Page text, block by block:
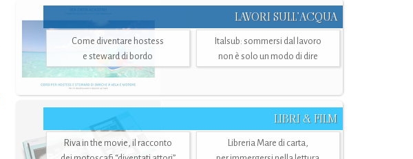
LAVORI SULL’ACQUA
Come diventare hostess
e steward di bordo
Italsub: sommersi dal lavoro
non è solo un modo di dire
LIBRI & FILM
Riva in the movie, il racconto
Libreria Mare di carta,